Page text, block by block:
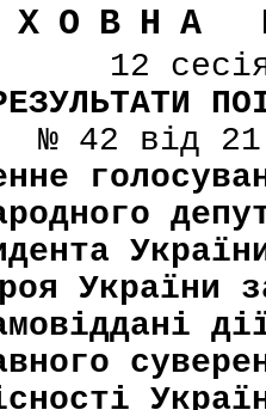
12
№ 42 від
України